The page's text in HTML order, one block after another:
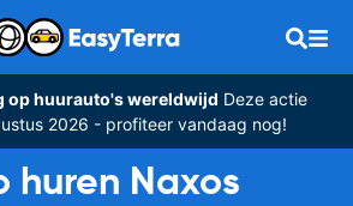
op huurauto's wereldwijd Deze actie
2026 - profiteer vandaag nog!
huren Naxos